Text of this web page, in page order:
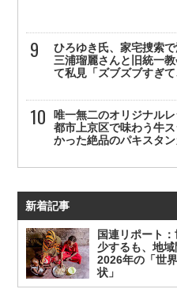
ひろゆき氏、家宅捜索
三浦瑠麗さんと旧統一
て私見「ズブズブすぎて
唯一無二のオリジナル
都市上京区で味わう牛
かった絶品のパキスタ
新着記事
国連リポート
少するも、地
2026年の「世
状」